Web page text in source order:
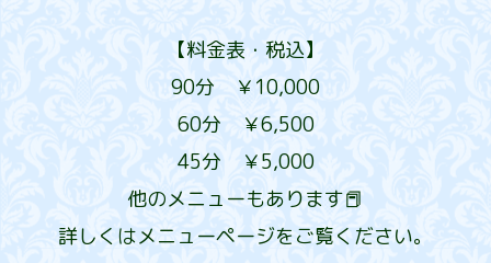
【料金表・税込】
90分 ￥10,000
60分 ￥6,500
45分 ￥5,000
他のメニューもあります📕
詳しくはメニューページをご覧ください。